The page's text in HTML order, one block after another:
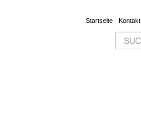
Startseite Kontakt